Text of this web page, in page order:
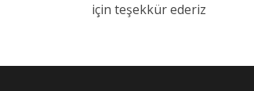
için teşekkür ederiz